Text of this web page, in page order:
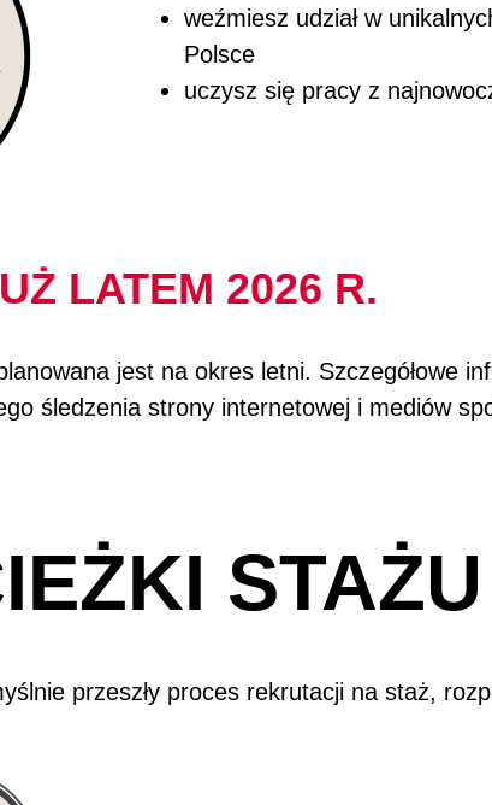
weźmiesz udział w
Polsce
uczysz się pracy z
LATEM 2026 R.
jest na okres letni. Szczegółowe
śledzenia strony internetowej i mediów
przeszły proces rekrutacji na staż,